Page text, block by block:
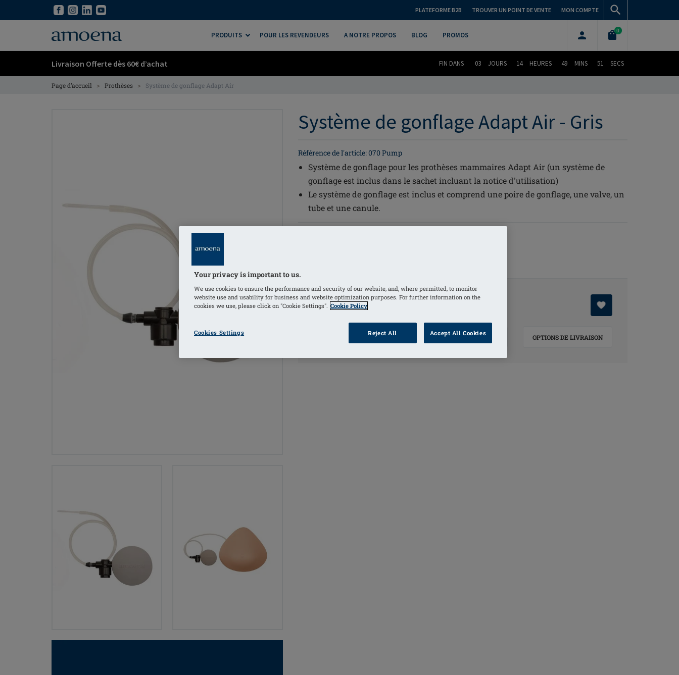
PLATEFORME B2B TROUVER UN POINT DE VENTE MON COMPTE
PRODUITS POUR LES REVENDEURS A NOTRE PROPOS BLOG PROMOS
0
Livraison Offerte dès 60€ d’achat FIN DANS 03 JOURS 14 HEURES 49 MINS 50 SECS
Page d’accueil > Prothèses > Système de gonflage Adapt Air
Système de gonflage Adapt Air - Gris
Référence de l'article: 070 Pump
Système de gonflage pour les prothèses mammaires Adapt Air (un système de
gonflage est inclus dans le sachet incluant la notice d'utilisation)
Le système de gonflage est inclus et comprend une poire de gonflage, une valve, un
tube et une canule.
TROUVER UN POINT
DE VENTE
INFORMATIONS OPTIONS DE LIVRAISON
Your privacy is important to us.
We use cookies to ensure the performance and security of our website, and, where permitted, to monitor
website use and usability for business and website optimization purposes. For further information on the
cookies we use, please click on "Cookie Settings". Cookie Policy
Cookies Settings Reject All Accept All Cookies